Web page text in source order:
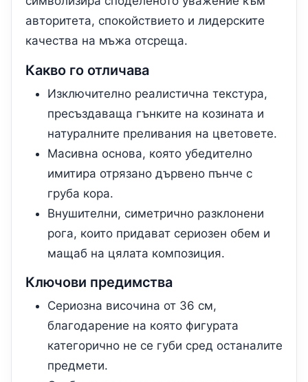
авторитета, спокойствието и лидерските
качества на мъжа отсреща.
Какво го отличава
Изключително реалистична текстура,
пресъздаваща гънките на козината и
натуралните преливания на цветовете.
Масивна основа, която убедително
имитира отрязано дървено пънче с
груба кора.
Внушителни, симетрично разклонени
рога, които придават сериозен обем и
мащаб на цялата композиция.
Ключови предимства
Сериозна височина от 36 см,
благодарение на която фигурата
категорично не се губи сред останалите
предмети.